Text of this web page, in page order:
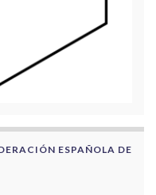
ESPAÑOLA DE